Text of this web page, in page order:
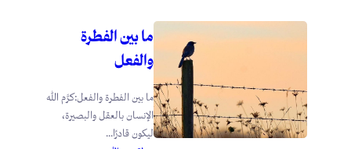
ما بين الفطرة
والفعل
ما بين الفطرة والفعل:كرَّم الله
الإنسان بالعقل والبصيرة،
ليكون قادرًا...